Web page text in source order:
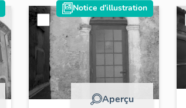
Notice d'illustration
Aperçu